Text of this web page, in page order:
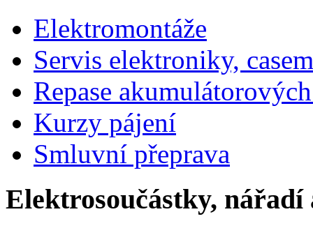
Elektromontáže
Servis elektroniky,
Repase
Kurzy pájení
Smluvní přeprava
Elektrosoučástky, nářadí